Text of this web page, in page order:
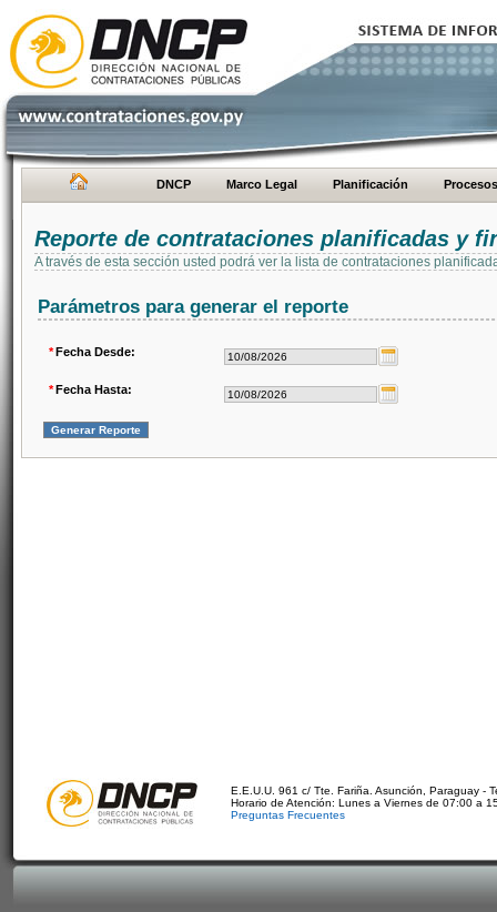
DNCP Marco Legal Planificación Procesos
Reporte de contrataciones planificadas y
A través de esta sección usted podrá ver la lista de contrataciones
Parámetros para generar el reporte
*Fecha Desde:
*Fecha Hasta:
E.E.U.U. 961 c/ Tte. Fariña. Asunción, Paraguay -
Horario de Atención: Lunes a Viernes de 07:00 a
Preguntas Frecuentes